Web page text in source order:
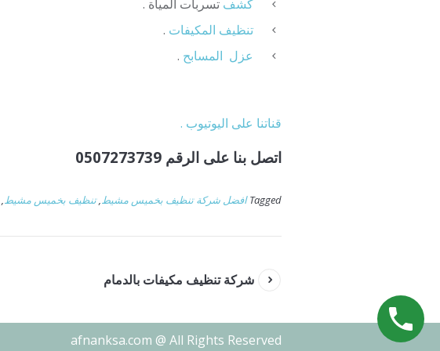
كشف تسربات المياة .
تنظيف المكيفات .
عزل المسابح .
قناتنا على اليوتيوب .
اتصل بنا على الرقم 0507273739
Tagged افضل شركة تنظيف بخميس مشيط,تنظيف بخميس مشيط,
شركة تنظيف مكيفات بالدمام
afnanksa.com @ All Rights Reserved